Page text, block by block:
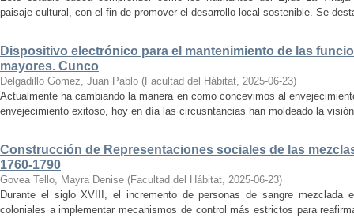
paisaje cultural, con el fin de promover el desarrollo local sostenible. Se
Dispositivo electrónico para el mantenimiento de las
mayores. Cunco
Delgadillo Gómez, Juan Pablo (Facultad del Hábitat, 2025-06-23)
Actualmente ha cambiando la manera en como concevimos al
envejecimiento exitoso, hoy en día las circusntancias han moldeado la
Construcción de Representaciones sociales de las
1760-1790
Govea Tello, Mayra Denise (Facultad del Hábitat, 2025-06-23)
Durante el siglo XVIII, el incremento de personas de sangre
coloniales a implementar mecanismos de control más estrictos para